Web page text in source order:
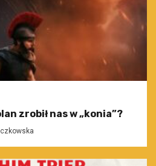
zrobił nas w „konia”?